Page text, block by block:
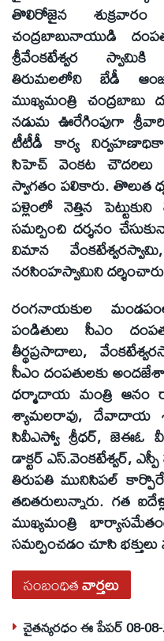
తొలిరోజైన
చంద్రబాబునాయుడి
శ్రీవేంకటేశ్వర స్వామికి
తిరుమలలోని బేడీ
ముఖ్యమంత్రి
నడుమ ఊరేగింపుగా
టీటీడీ కార్య
సిహెచ్‌ వెంకట చౌదరిలు
స్వాగతం పలికారు. తొలుత
పళ్లెంలో నెత్తిన
సమర్పించి దర్శనం
విమాన
నరసింహస్వామిని
రంగనాయకుల
పండితులు సీఎం
తీర్థప్రసాదాలు,
సీఎం దంపతులకు
ధర్మాదాయ మంత్రి
శ్యామలరావు, దేవాదాయ
సివీఎస్వో శ్రీధర్‌, జెఈఓ
డాక్టర్‌ ఎస్‌.వెంకటేశ్వర్‌,
తిరుపతి మునిసిపల్‌
తదితరులున్నారు. గత
ముఖ్యమంత్రి
సమర్పించడం చూసి
సంబంధితవార్తలు
చైతన్యరధం ఈ పేపర్ 08-